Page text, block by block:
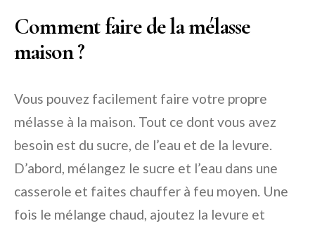
Comment faire de la mélasse
maison ?
Vous pouvez facilement faire votre propre
mélasse à la maison. Tout ce dont vous avez
besoin est du sucre, de l’eau et de la levure.
D’abord, mélangez le sucre et l’eau dans une
casserole et faites chauffer à feu moyen. Une
fois le mélange chaud, ajoutez la levure et